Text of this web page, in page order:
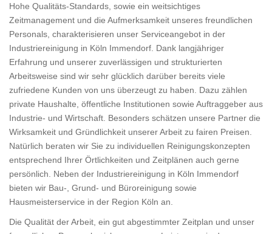
Hohe Qualitäts-Standards, sowie ein weitsichtiges
Zeitmanagement und die Aufmerksamkeit unseres freundlichen
Personals, charakterisieren unser Serviceangebot in der
Industriereinigung in Köln Immendorf. Dank langjähriger
Erfahrung und unserer zuverlässigen und strukturierten
Arbeitsweise sind wir sehr glücklich darüber bereits viele
zufriedene Kunden von uns überzeugt zu haben. Dazu zählen
private Haushalte, öffentliche Institutionen sowie Auftraggeber aus
Industrie- und Wirtschaft. Besonders schätzen unsere Partner die
Wirksamkeit und Gründlichkeit unserer Arbeit zu fairen Preisen.
Natürlich beraten wir Sie zu individuellen Reinigungskonzepten
entsprechend Ihrer Örtlichkeiten und Zeitplänen auch gerne
persönlich. Neben der Industriereinigung in Köln Immendorf
bieten wir Bau-, Grund- und Büroreinigung sowie
Hausmeisterservice in der Region Köln an.
Die Qualität der Arbeit, ein gut abgestimmter Zeitplan und unser